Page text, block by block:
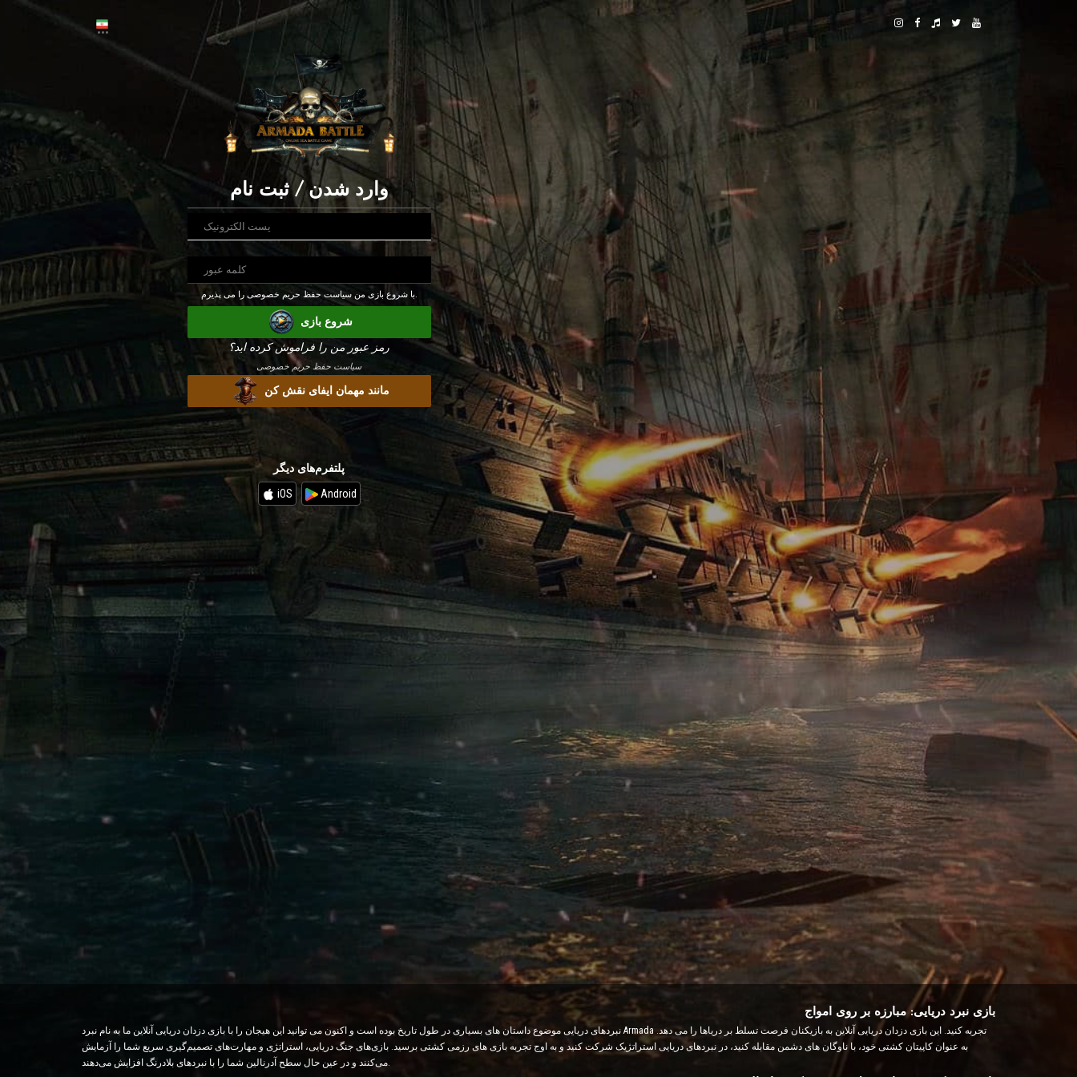
وارد شدن / ثبت نام
با شروع بازی من سیاست حفظ حریم خصوصی را می پذیرم.
شروع بازی
رمز عبور من را فراموش کرده اید؟
سیاست حفظ حریم خصوصی
مانند مهمان ایفای نقش کن
پلتفرم‌های دیگر
iOS Android
بازی نبرد دریایی: مبارزه بر روی امواج
نبردهای دریایی موضوع داستان های بسیاری در طول تاریخ بوده است و اکنون می توانید این هیجان را با بازی دزدان دریایی آنلاین ما به نام نبرد Armada تجربه کنید. این بازی دزدان دریایی آنلاین به بازیکنان فرصت تسلط بر دریاها را می دهد.
به عنوان کاپیتان کشتی خود، با ناوگان های دشمن مقابله کنید، در نبردهای دریایی استراتژیک شرکت کنید و به اوج تجربه بازی های رزمی کشتی برسید. بازی‌های جنگ دریایی، استراتژی و مهارت‌های تصمیم‌گیری سریع شما را آزمایش
می‌کنند و در عین حال سطح آدرنالین شما را با نبردهای بلادرنگ افزایش می‌دهند.